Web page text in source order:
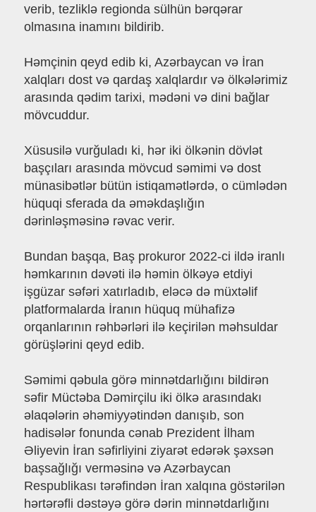
verib, tezliklə regionda sülhün bərqərar
olmasına inamını bildirib.
Həmçinin qeyd edib ki, Azərbaycan və İran
xalqları dost və qardaş xalqlardır və ölkələrimiz
arasında qədim tarixi, mədəni və dini bağlar
mövcuddur.
Xüsusilə vurğuladı ki, hər iki ölkənin dövlət
başçıları arasında mövcud səmimi və dost
münasibətlər bütün istiqamətlərdə, o cümlədən
hüquqi sferada da əməkdaşlığın
dərinləşməsinə rəvac verir.
Bundan başqa, Baş prokuror 2022-ci ildə iranlı
həmkarının dəvəti ilə həmin ölkəyə etdiyi
işgüzar səfəri xatırladıb, eləcə də müxtəlif
platformalarda İranın hüquq mühafizə
orqanlarının rəhbərləri ilə keçirilən məhsuldar
görüşlərini qeyd edib.
Səmimi qəbula görə minnətdarlığını bildirən
səfir Müctəba Dəmirçilu iki ölkə arasındakı
əlaqələrin əhəmiyyətindən danışıb, son
hadisələr fonunda cənab Prezident İlham
Əliyevin İran səfirliyini ziyarət edərək şəxsən
başsağlığı verməsinə və Azərbaycan
Respublikası tərəfindən İran xalqına göstərilən
hərtərəfli dəstəyə görə dərin minnətdarlığını